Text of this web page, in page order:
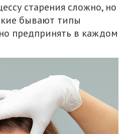
старения сложно, но
бывают типы
предпринять в каждом